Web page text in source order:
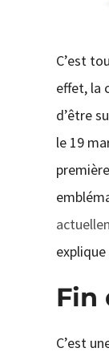
C’est
effet, la
d’être
le 19
Fin
C’est